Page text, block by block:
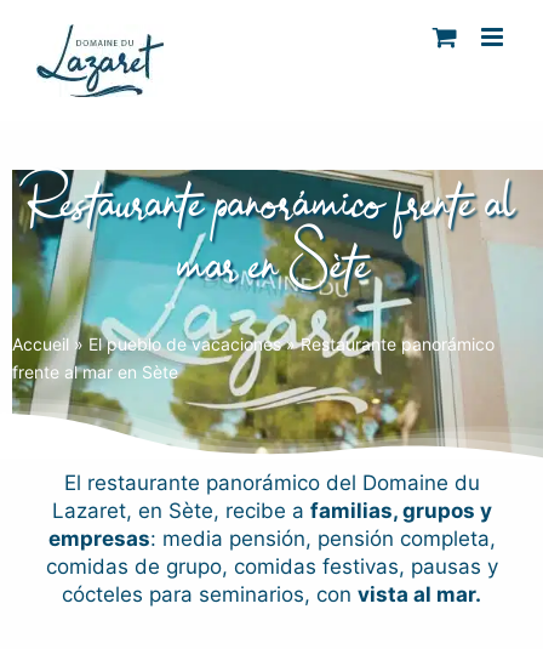
content
Restaurante panorámico frente al
mar en Sète
Accueil» El pueblo de vacaciones»Restaurante panorámico
frente al mar en Sète
El restaurante panorámico del Domaine du
Lazaret, en Sète, recibe a familias, grupos y
empresas: media pensión, pensión completa,
comidas de grupo, comidas festivas, pausas y
cócteles para seminarios, con vista al mar.